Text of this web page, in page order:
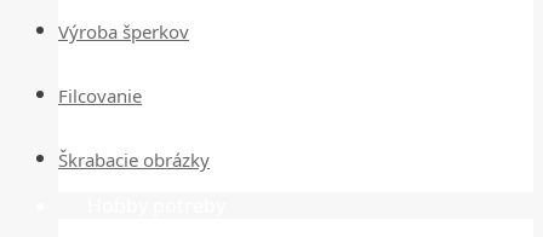
Výroba šperkov
Filcovanie
Škrabacie obrázky